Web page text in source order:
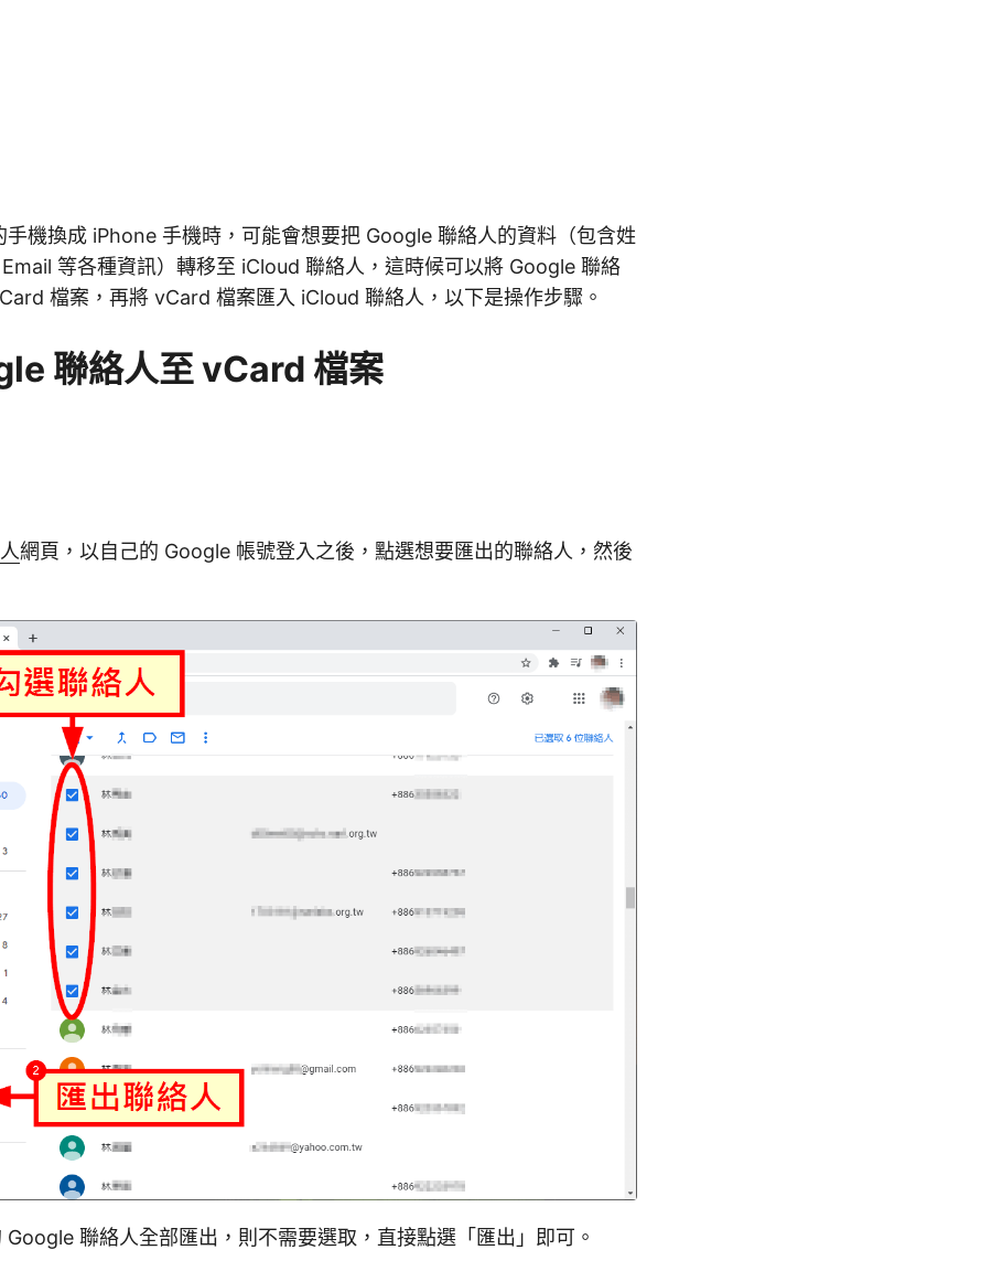
機換成 iPhone 手機時，可能會想要把 Google 聯絡人的資料（包含姓
等各種資訊）轉移至 iCloud 聯絡人，這時候可以將 Google 聯絡
檔案，再將 vCard 檔案匯入 iCloud 聯絡人，以下是操作步驟。
聯絡人至 vCard 檔案
網頁，以自己的 Google 帳號登入之後，點選想要匯出的聯絡人，然後
聯絡人全部匯出，則不需要選取，直接點選「匯出」即可。